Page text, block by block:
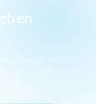
en
empresas de